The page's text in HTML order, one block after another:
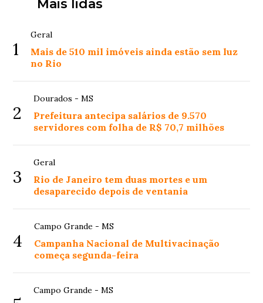
Mais lidas
1
Geral
Mais de 510 mil imóveis ainda estão sem luz
no Rio
2
Dourados - MS
Prefeitura antecipa salários de 9.570
servidores com folha de R$ 70,7 milhões
3
Geral
Rio de Janeiro tem duas mortes e um
desaparecido depois de ventania
4
Campo Grande - MS
Campanha Nacional de Multivacinação
começa segunda-feira
Campo Grande - MS